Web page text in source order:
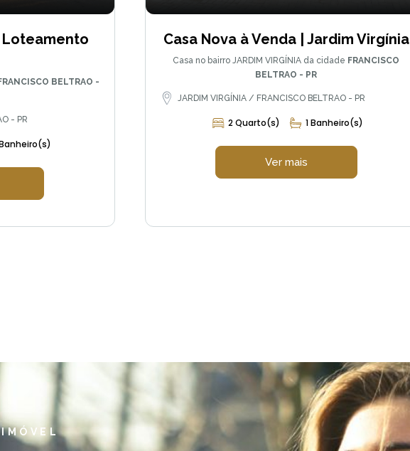
Loteamento
BELTRAO -
- PR
Casa Nova à Venda | Jardim Virgínia
Casa no bairro JARDIM VIRGÍNIA da cidade FRANCISCO
BELTRAO - PR
JARDIM VIRGÍNIA / FRANCISCO BELTRAO - PR
2 Quarto(s) 1 Banheiro(s)
Ver mais